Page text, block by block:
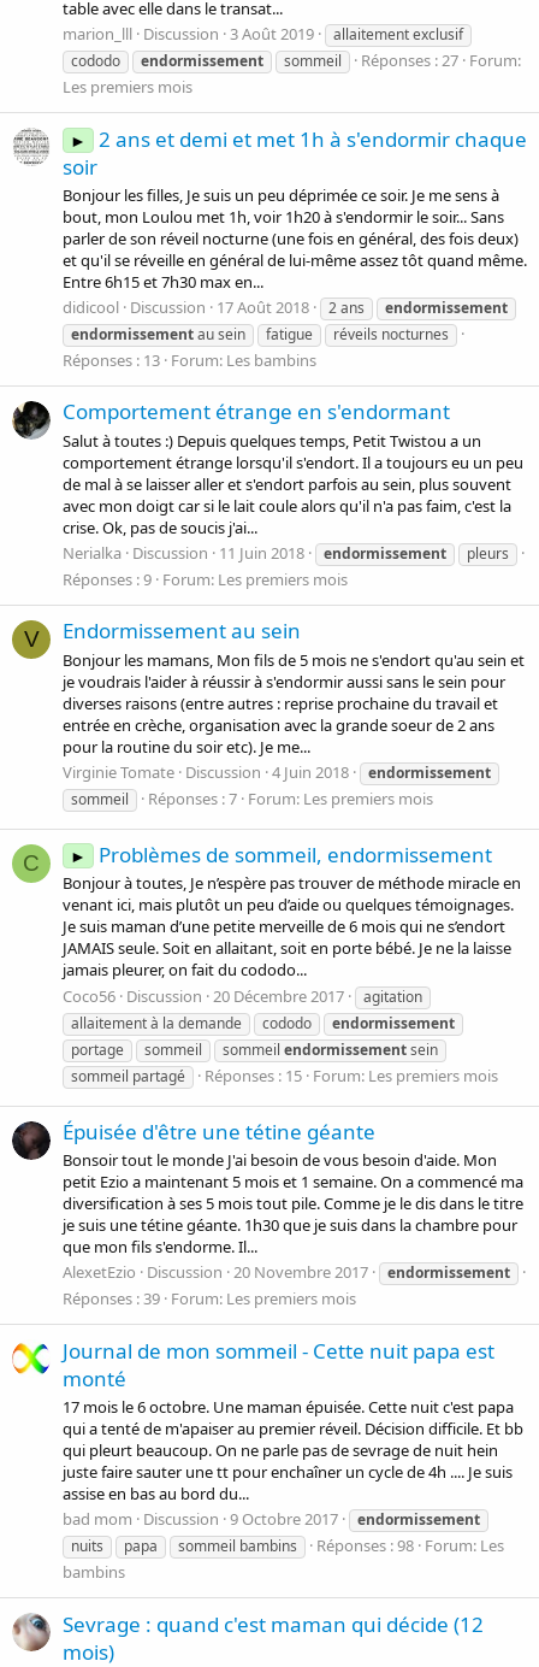
table avec elle dans le transat...
marion_lll Discussion 3 Août 2019
allaitement exclusif
cododo
endormissement sommeil Réponses : 27 Forum:
Les premiers mois
►
2 ans et demi et met 1h à s'endormir chaque
soir
Bonjour les filles, Je suis un peu déprimée ce soir. Je me sens à
bout, mon Loulou met 1h, voir 1h20 à s'endormir le soir... Sans
parler de son réveil nocturne (une fois en général, des fois deux)
et qu'il se réveille en général de lui-même assez tôt quand même.
Entre 6h15 et 7h30 max en...
didicool Discussion 17 Août 2018 2 ans
endormissement
endormissementau sein fatigue réveils nocturnes
Réponses : 13 Forum: Les bambins
Comportement étrange en s'endormant
Salut à toutes :) Depuis quelques temps, Petit Twistou a un
comportement étrange lorsqu'il s'endort. Il a toujours eu un peu
de mal à se laisser aller et s'endort parfois au sein, plus souvent
avec mon doigt car si le lait coule alors qu'il n'a pas faim, c'est la
crise. Ok, pas de soucis j'ai...
Nerialka Discussion 11 Juin 2018 endormissement pleurs
Réponses : 9 Forum: Les premiers mois
V Endormissement au sein
Bonjour les mamans, Mon fils de 5 mois ne s'endort qu'au sein et
je voudrais l'aider à réussir à s'endormir aussi sans le sein pour
diverses raisons (entre autres : reprise prochaine du travail et
entrée en crèche, organisation avec la grande soeur de 2 ans
pour la routine du soir etc). Je me...
Virginie Tomate Discussion 4 Juin 2018
endormissement
sommeil
Réponses : 7 Forum: Les premiers mois
C ► Problèmes de sommeil, endormissement
Bonjour à toutes, Je n’espère pas trouver de méthode miracle en
venant ici, mais plutôt un peu d’aide ou quelques témoignages.
Je suis maman d’une petite merveille de 6 mois qui ne s’endort
JAMAIS seule. Soit en allaitant, soit en porte bébé. Je ne la laisse
jamais pleurer, on fait du cododo...
Coco56 Discussion 20 Décembre 2017
agitation
allaitement à la demande
cododo
endormissement
portage
sommeil sommeil endormissementsein
sommeil partagé
Réponses : 15 Forum: Les premiers mois
Épuisée d'être une tétine géante
Bonsoir tout le monde J'ai besoin de vous besoin d'aide. Mon
petit Ezio a maintenant 5 mois et 1 semaine. On a commencé ma
diversification à ses 5 mois tout pile. Comme je le dis dans le titre
je suis une tétine géante. 1h30 que je suis dans la chambre pour
que mon fils s'endorme. Il...
AlexetEzio
Discussion 20 Novembre 2017 endormissement
Réponses : 39 Forum: Les premiers mois
Journal de mon sommeil - Cette nuit papa est
monté
17 mois le 6 octobre. Une maman épuisée. Cette nuit c'est papa
qui a tenté de m'apaiser au premier réveil. Décision difficile. Et bb
qui pleurt beaucoup. On ne parle pas de sevrage de nuit hein
juste faire sauter une tt pour enchaîner un cycle de 4h .... Je suis
assise en bas au bord du...
bad mom
Discussion 9 Octobre 2017
endormissement
nuits
papa sommeil bambins Réponses : 98 Forum: Les
bambins
Sevrage : quand c'est maman qui décide (12
mois)